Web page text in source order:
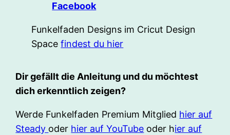
Facebook
Funkelfaden Designs im Cricut Design
Spacefindest du hier
Dir gefällt die Anleitung und du möchtest
dich erkenntlich zeigen?
Werde Funkelfaden Premium Mitglied hier auf
Steady oder hier auf YouTube oder hier auf